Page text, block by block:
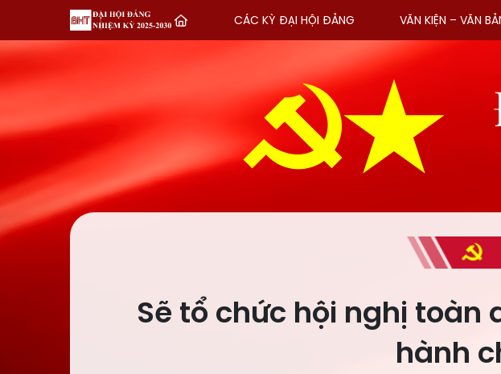
CÁC KỲ ĐẠI HỘI ĐẢNG VĂN KIỆN – VĂN
Sẽ tổ chức hội nghị
hành